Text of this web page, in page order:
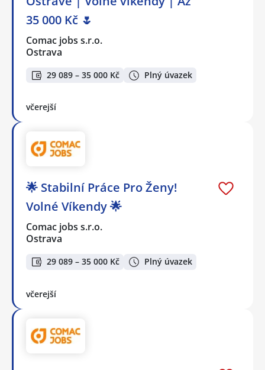
35 000 Kč 🌷
Comac jobs s.r.o.
Ostrava
29 089 – 35 000 Kč Plný úvazek
včerejší
🌟 Stabilní Práce Pro Ženy!
Volné Víkendy 🌟
Comac jobs s.r.o.
Ostrava
29 089 – 35 000 Kč Plný úvazek
včerejší